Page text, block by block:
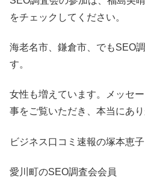
をチェックしてください。
海老名市、鎌倉市、でもSEO
す。
女性も増えています。メッセ
事をご覧いただき、本当にあ
ビジネス口コミ速報の塚本恵
愛川町のSEO調査会会員